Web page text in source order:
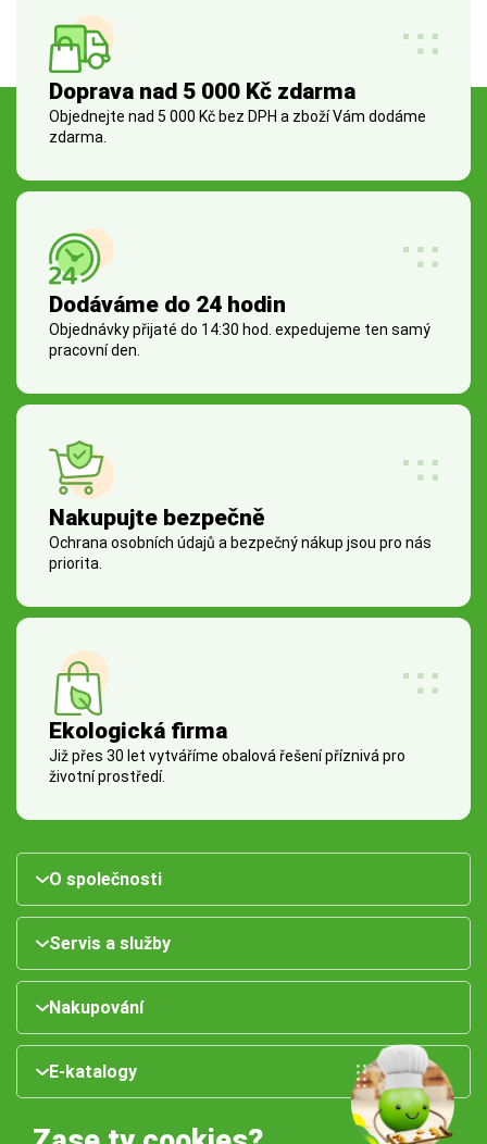
Doprava nad 5 000 Kč zdarma
Objednejte nad 5 000 Kč bez DPH a zboží Vám dodáme
zdarma.
Dodáváme do 24 hodin
Objednávky přijaté do 14:30 hod. expedujeme ten samý
pracovní den.
Nakupujte bezpečně
Ochrana osobních údajů a bezpečný nákup jsou pro nás
priorita.
Ekologická firma
Již přes 30 let vytváříme obalová řešení příznivá pro
životní prostředí.
O společnosti
Servis a služby
Nakupování
E-katalogy